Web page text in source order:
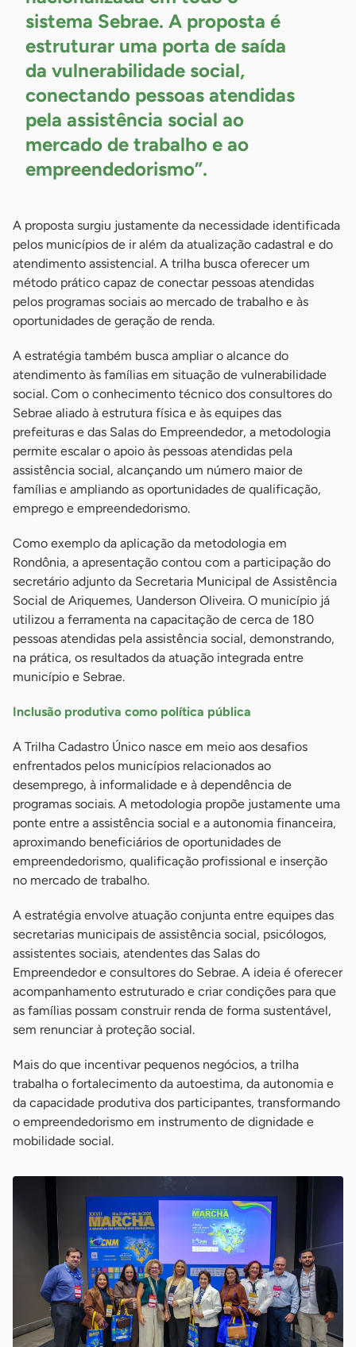
sistema Sebrae. A proposta é
estruturar uma porta de saída
da vulnerabilidade social,
conectando pessoas atendidas
pela assistência social ao
mercado de trabalho e ao
empreendedorismo”.
A proposta surgiu justamente da necessidade identificada
pelos municípios de ir além da atualização cadastral e do
atendimento assistencial. A trilha busca oferecer um
método prático capaz de conectar pessoas atendidas
pelos programas sociais ao mercado de trabalho e às
oportunidades de geração de renda.
A estratégia também busca ampliar o alcance do
atendimento às famílias em situação de vulnerabilidade
social. Com o conhecimento técnico dos consultores do
Sebrae aliado à estrutura física e às equipes das
prefeituras e das Salas do Empreendedor, a metodologia
permite escalar o apoio às pessoas atendidas pela
assistência social, alcançando um número maior de
famílias e ampliando as oportunidades de qualificação,
emprego e empreendedorismo.
Como exemplo da aplicação da metodologia em
Rondônia, a apresentação contou com a participação do
secretário adjunto da Secretaria Municipal de Assistência
Social de Ariquemes, Uanderson Oliveira. O município já
utilizou a ferramenta na capacitação de cerca de 180
pessoas atendidas pela assistência social, demonstrando,
na prática, os resultados da atuação integrada entre
município e Sebrae.
Inclusão produtiva como política pública
A Trilha Cadastro Único nasce em meio aos desafios
enfrentados pelos municípios relacionados ao
desemprego, à informalidade e à dependência de
programas sociais. A metodologia propõe justamente uma
ponte entre a assistência social e a autonomia financeira,
aproximando beneficiários de oportunidades de
empreendedorismo, qualificação profissional e inserção
no mercado de trabalho.
A estratégia envolve atuação conjunta entre equipes das
secretarias municipais de assistência social, psicólogos,
assistentes sociais, atendentes das Salas do
Empreendedor e consultores do Sebrae. A ideia é oferecer
acompanhamento estruturado e criar condições para que
as famílias possam construir renda de forma sustentável,
sem renunciar à proteção social.
Mais do que incentivar pequenos negócios, a trilha
trabalha o fortalecimento da autoestima, da autonomia e
da capacidade produtiva dos participantes, transformando
o empreendedorismo em instrumento de dignidade e
mobilidade social.